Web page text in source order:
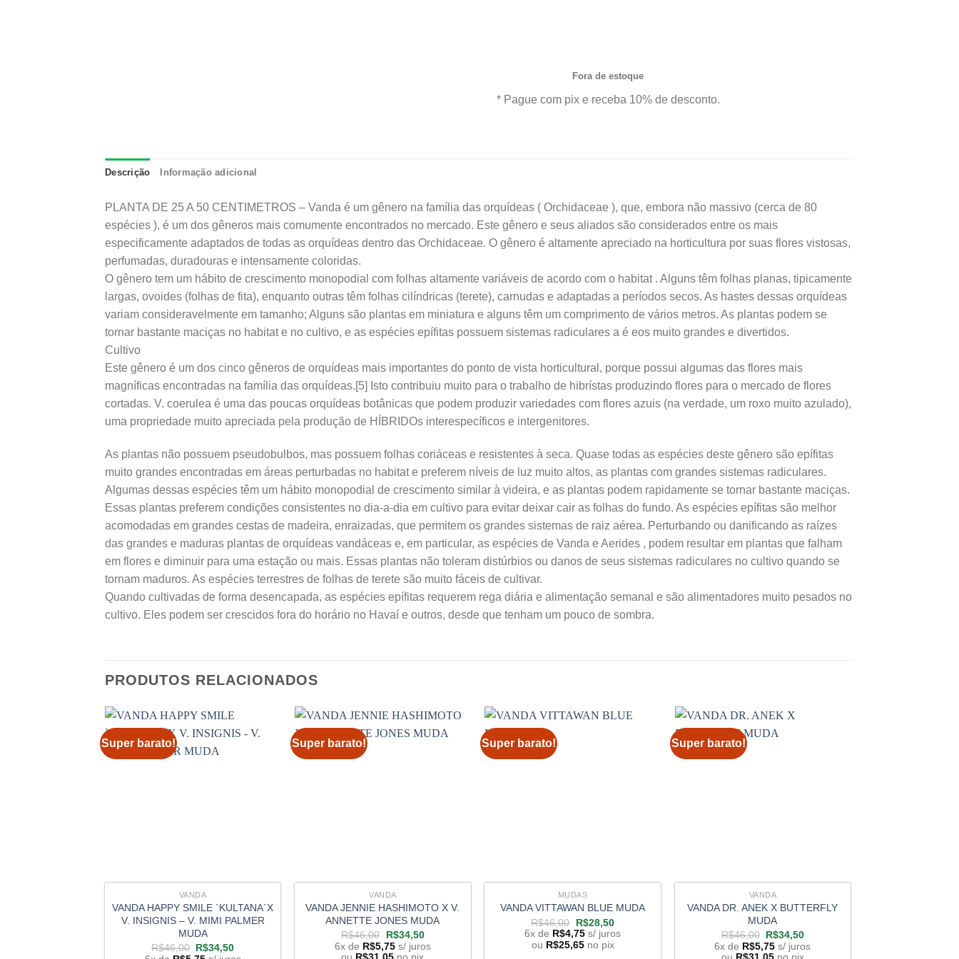
Fora de estoque
* Pague com pix e receba 10% de desconto.
Descrição Informação adicional
PLANTA DE 25 A 50 CENTIMETROS – Vanda é um gênero na família das orquídeas ( Orchidaceae ), que, embora não massivo (cerca de 80
espécies ), é um dos gêneros mais comumente encontrados no mercado. Este gênero e seus aliados são considerados entre os mais
especificamente adaptados de todas as orquídeas dentro das Orchidaceae. O gênero é altamente apreciado na horticultura por suas flores vistosas,
perfumadas, duradouras e intensamente coloridas.
O gênero tem um hábito de crescimento monopodial com folhas altamente variáveis de acordo com o habitat . Alguns têm folhas planas, tipicamente
largas, ovoides (folhas de fita), enquanto outras têm folhas cilíndricas (terete), carnudas e adaptadas a períodos secos. As hastes dessas orquídeas
variam consideravelmente em tamanho; Alguns são plantas em miniatura e alguns têm um comprimento de vários metros. As plantas podem se
tornar bastante maciças no habitat e no cultivo, e as espécies epífitas possuem sistemas radiculares a é eos muito grandes e divertidos.
Cultivo
Este gênero é um dos cinco gêneros de orquídeas mais importantes do ponto de vista horticultural, porque possui algumas das flores mais
magníficas encontradas na família das orquídeas.[5] Isto contribuiu muito para o trabalho de hibrístas produzindo flores para o mercado de flores
cortadas. V. coerulea é uma das poucas orquídeas botânicas que podem produzir variedades com flores azuis (na verdade, um roxo muito azulado),
uma propriedade muito apreciada pela produção de HÍBRIDOs interespecíficos e intergenitores.
As plantas não possuem pseudobulbos, mas possuem folhas coriáceas e resistentes à seca. Quase todas as espécies deste gênero são epífitas
muito grandes encontradas em áreas perturbadas no habitat e preferem níveis de luz muito altos, as plantas com grandes sistemas radiculares.
Algumas dessas espécies têm um hábito monopodial de crescimento similar à videira, e as plantas podem rapidamente se tornar bastante maciças.
Essas plantas preferem condições consistentes no dia-a-dia em cultivo para evitar deixar cair as folhas do fundo. As espécies epífitas são melhor
acomodadas em grandes cestas de madeira, enraizadas, que permitem os grandes sistemas de raiz aérea. Perturbando ou danificando as raízes
das grandes e maduras plantas de orquídeas vandáceas e, em particular, as espécies de Vanda e Aerides , podem resultar em plantas que falham
em flores e diminuir para uma estação ou mais. Essas plantas não toleram distúrbios ou danos de seus sistemas radiculares no cultivo quando se
tornam maduros. As espécies terrestres de folhas de terete são muito fáceis de cultivar.
Quando cultivadas de forma desencapada, as espécies epífitas requerem rega diária e alimentação semanal e são alimentadores muito pesados no
cultivo. Eles podem ser crescidos fora do horário no Havaí e outros, desde que tenham um pouco de sombra.
PRODUTOS RELACIONADOS
Super barato!
VANDA
VANDA HAPPY SMILE `KULTANA´X
V. INSIGNIS – V. MIMI PALMER
MUDA
R$46,00 O
R$34,50O
Super barato!
VANDA
VANDA JENNIE HASHIMOTO X V.
ANNETTE JONES MUDA
R$46,00
O
preço
original
R$34,50O
preço
atual
6x de R$5,75 s/ juros
Super barato!
MUDAS
VANDA VITTAWAN BLUE MUDA
R$46,00 O
preço
original
era:
R$28,50O
preço
atual
é:
6x de R$4,75 s/ juros
ou R$25,65 no pix
Super barato!
VANDA
VANDA DR. ANEK X BUTTERFLY
MUDA
R$46,00 O
preço
original
R$34,50O
preço
atual
6x de R$5,75 s/ juros